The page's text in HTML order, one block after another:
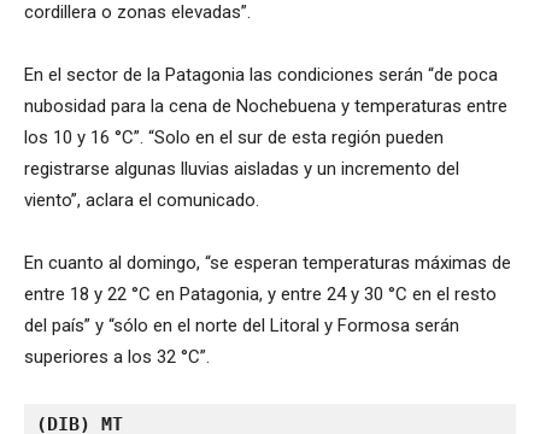
cordillera o zonas elevadas”.
En el sector de la Patagonia las condiciones serán “de poca
nubosidad para la cena de Nochebuena y temperaturas entre
los 10 y 16 °C”. “Solo en el sur de esta región pueden
registrarse algunas lluvias aisladas y un incremento del
viento”, aclara el comunicado.
En cuanto al domingo, “se esperan temperaturas máximas de
entre 18 y 22 °C en Patagonia, y entre 24 y 30 °C en el resto
del país” y “sólo en el norte del Litoral y Formosa serán
superiores a los 32 °C”.
(DIB) MT